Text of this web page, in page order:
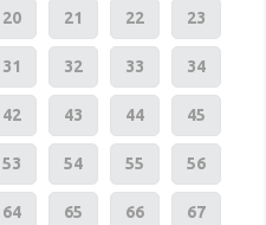
20 21 22 23
31 32 33 34
42 43 44 45
53 54 55 56
64 65 66 67